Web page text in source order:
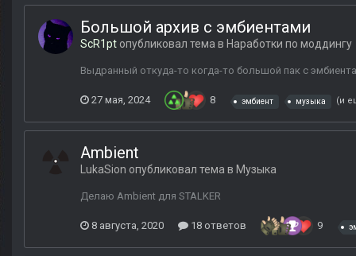
Большой архив с эмбиентами
ScR1pt опубликовал тема в Наработки по моддингу
Выдранный откуда-то когда-то большой пак с
27 мая, 2024 8 эмбиент музыка (и
Ambient
LukaSion опубликовал тема в Музыка
Делаю Ambient для STALKER
8 августа, 2020 18 ответов 9